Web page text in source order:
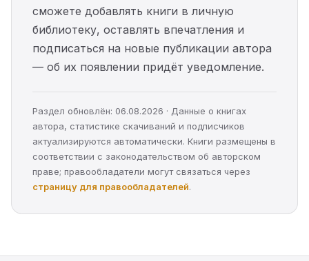
сможете добавлять книги в личную
библиотеку, оставлять впечатления и
подписаться на новые публикации автора
— об их появлении придёт уведомление.
Раздел обновлён: 06.08.2026 · Данные о книгах
автора, статистике скачиваний и подписчиков
актуализируются автоматически. Книги размещены в
соответствии с законодательством об авторском
праве; правообладатели могут связаться через
страницу для правообладателей.